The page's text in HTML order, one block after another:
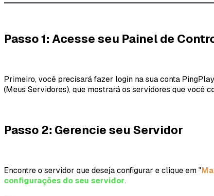
Passo 1: Acesse seu Painel de
Primeiro, você precisará fazer login na sua conta
(Meus Servidores), que mostrará os servidores que você
Passo 2: Gerencie seu Servidor
Encontre o servidor que deseja configurar e clique em "
configurações do seu servidor.